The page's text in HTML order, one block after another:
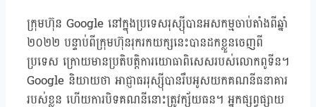
ក្រុមហ៊ុន Google នៅក្នុងប្រទេសរុស្ស៊ីបានអសកម្មចាប់តាំងពីឆ្នាំ
២០២២ បន្ទាប់ពីក្រុមហ៊ុនរុករកយក្សនេះបានដកខ្លួនចេញពី
ប្រទេស ក្រោយមានប្រតិបត្តិការយោធាពិសេសរបស់លោកពូទីន។
Google និយាយថា អាជ្ញាធររុស្ស៊ីបានរឹបអូសយកគណនីធនាគារ
របស់ខ្លួន ហើយការបិទគណនីនោះត្រូវក្ស័យធន។ អ្នកផ្សព្វផ្សាយ